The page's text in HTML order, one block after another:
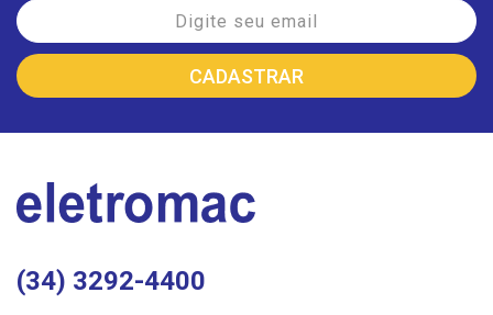
(34) 3292-4400